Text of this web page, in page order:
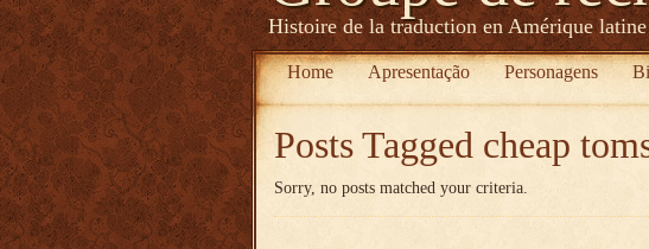
Histoire de la traduction en Amérique latine
Home Apresentação Personagens
Posts Tagged cheap
Sorry, no posts matched your criteria.